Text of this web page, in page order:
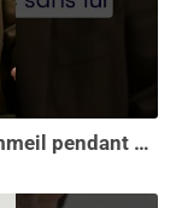
Comment il regrette sa dette de sommeil pendant 30 ans.